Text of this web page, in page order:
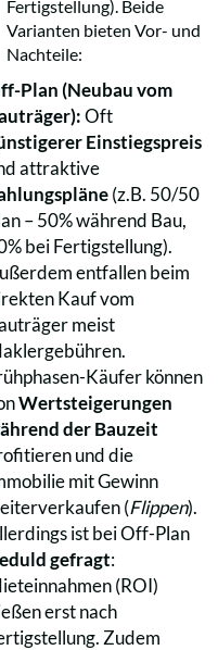
Fertigstellung). Beide
Varianten bieten Vor- und
Nachteile:
Plan (Neubau vom
Oft
Einstiegspreis
attraktive
(z.B. 50/50
– 50% während Bau,
bei Fertigstellung).
entfallen beim
Kauf vom
meist
Käufer können
Wertsteigerungen
der Bauzeit
und die
mit Gewinn
(Flippen).
ist bei Off-Plan
gefragt:
(ROI)
erst nach
Zudem